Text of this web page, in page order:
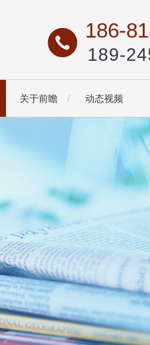
186-
189-
背带裤 工装马甲
工作服 户外工作服
关于前瞻 动态视频